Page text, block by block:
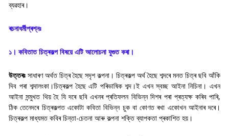
ব্যৱহাৰ।
ৰচনাধৰ্মীপ্ৰশ্নঃ
১। কবিতাত চিত্ৰকল্প বিষয়ে এটি আলোচনা যুগুত কৰা।
উত্তৰঃ সাধাৰণ অৰ্থত চিত্ৰ হৈছে সদৃশ কল্পনা। চিত্ৰকল্প অৰ্থ হৈছে শব্দৰে মনত চিত্ৰ ছবি আঁকি
দিব পৰা শব্দালংকা।চিত্ৰকল্প হৈছে এটি পৰিভাষিক শব্দ।ই এখন স্বচ্ছ আইনা নিচিনা। এখন
আইনা সন্মুখত থিয় হৈ যি দৰে ছবি এখনৰ প্ৰতিফলন বিভিন্ন দিশৰ পৰা প্ৰত্যক্ষ কৰিব পাৰি,
ঠিক তেনেদৰে চিত্ৰকল্পত একোটা কবিতা বিভিন্ন চুক বা কোণত ৰখা একোখন আইনাৰ দৰে।
চিত্ৰকল্প মাধ্যমত কবিৰ চিন্তা-চেতনা আৰু কল্পনা শক্তি ব্যাপকতা প্ৰকাশিত হয়।